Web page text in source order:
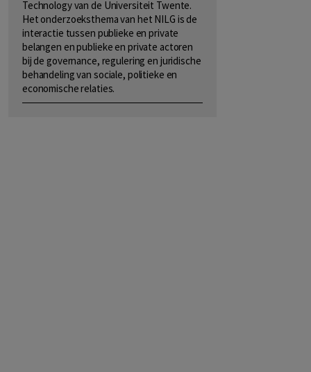
Technology van de Universiteit Twente.
Het onderzoeksthema van het NILG is de
interactie tussen publieke en private
belangen en publieke en private actoren
bij de governance, regulering en juridische
behandeling van sociale, politieke en
economische relaties.